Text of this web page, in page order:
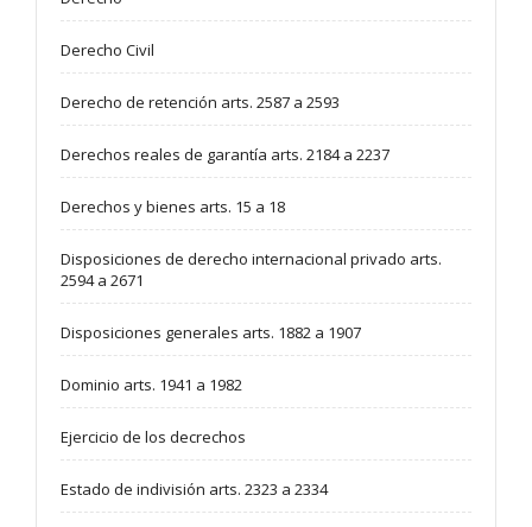
Derecho Civil
Derecho de retención arts. 2587 a 2593
Derechos reales de garantía arts. 2184 a 2237
Derechos y bienes arts. 15 a 18
Disposiciones de derecho internacional privado arts.
2594 a 2671
Disposiciones generales arts. 1882 a 1907
Dominio arts. 1941 a 1982
Ejercicio de los decrechos
Estado de indivisión arts. 2323 a 2334